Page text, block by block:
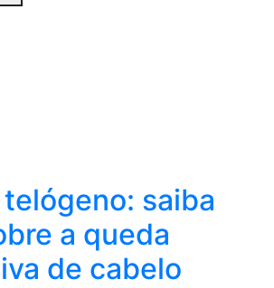
saiba
a queda
de cabelo